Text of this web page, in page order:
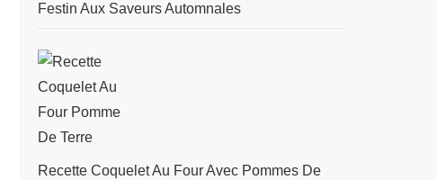
Festin Aux Saveurs Automnales
Recette Coquelet Au Four Avec Pommes De